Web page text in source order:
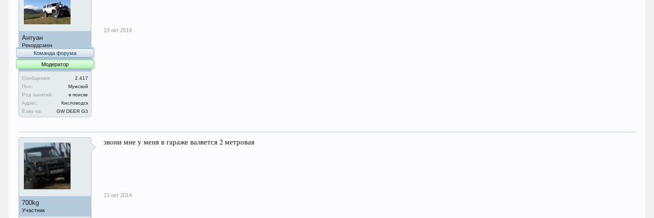
Антуан
Рекордсмен
Команда форума
Модератор
Сообщения:
2.417
Пол:
Мужской
Род занятий:
в поиске
Адрес:
Кисловодск
Езжу на:
GW DEER G3
13 окт 2014
700kg
Участник
звони мне у меня в гараже валяется 2 метровая
13 окт 2014